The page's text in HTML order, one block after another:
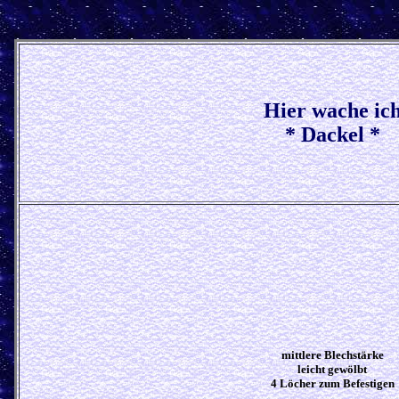
Hier wache
* Dackel *
mittlere Blechstärke
leicht gewölbt
4 Löcher zum Befestigen